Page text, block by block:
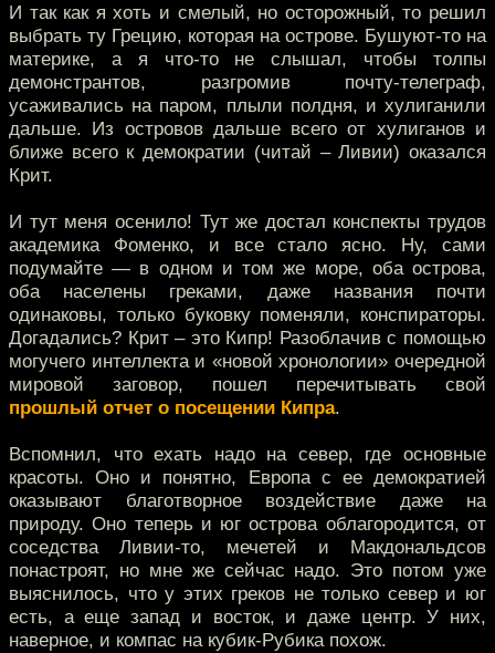
И так как я хоть и смелый, но осторожный, то решил
выбрать ту Грецию, которая на острове. Бушуют-то на
материке, а я что-то не слышал, чтобы толпы
демонстрантов, разгромив почту-телеграф,
усаживались на паром, плыли полдня, и хулиганили
дальше. Из островов дальше всего от хулиганов и
ближе всего к демократии (читай – Ливии) оказался
Крит.
И тут меня осенило! Тут же достал конспекты трудов
академика Фоменко, и все стало ясно. Ну, сами
подумайте — в одном и том же море, оба острова,
оба населены греками, даже названия почти
одинаковы, только буковку поменяли, конспираторы.
Догадались? Крит – это Кипр! Разоблачив с помощью
могучего интеллекта и «новой хронологии» очередной
мировой заговор, пошел перечитывать свой
прошлый отчет о посещении Кипра.
Вспомнил, что ехать надо на север, где основные
красоты. Оно и понятно, Европа с ее демократией
оказывают благотворное воздействие даже на
природу. Оно теперь и юг острова облагородится, от
соседства Ливии-то, мечетей и Макдональдсов
понастроят, но мне же сейчас надо. Это потом уже
выяснилось, что у этих греков не только север и юг
есть, а еще запад и восток, и даже центр. У них,
наверное, и компас на кубик-Рубика похож.